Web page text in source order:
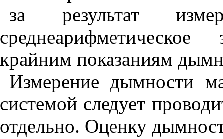
за результат
крайним показаниям
Измерение дымности
системой следует
отдельно. Оценку